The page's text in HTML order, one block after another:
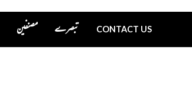
مصنفین تبصرے CONTACT US